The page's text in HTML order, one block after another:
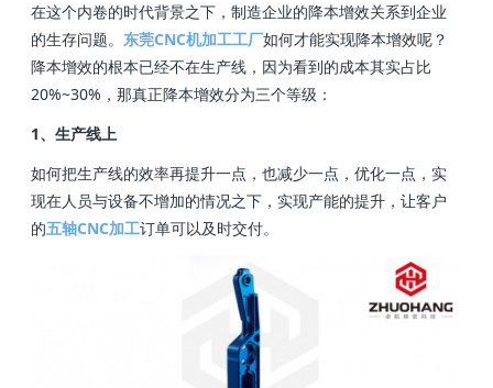
在这个内卷的时代背景之下，制造企业的降本增效关系到企业
的生存问题。东莞CNC机加工工厂如何才能实现降本增效呢？
降本增效的根本已经不在生产线，因为看到的成本其实占比
20%~30%，那真正降本增效分为三个等级：
1、生产线上
如何把生产线的效率再提升一点，也减少一点，优化一点，实
现在人员与设备不增加的情况之下，实现产能的提升，让客户
的五轴CNC加工订单可以及时交付。